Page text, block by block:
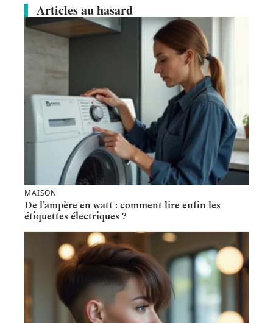
Articles au hasard
MAISON
De l’ampère en watt : comment lire enfin les
étiquettes électriques ?